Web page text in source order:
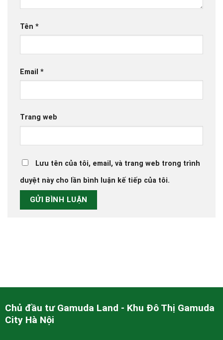
Tên *
Email *
Trang web
Lưu tên của tôi, email, và trang web trong trình
duyệt này cho lần bình luận kế tiếp của tôi.
Chủ đầu tư Gamuda Land - Khu Đô Thị Gamuda
City Hà Nội